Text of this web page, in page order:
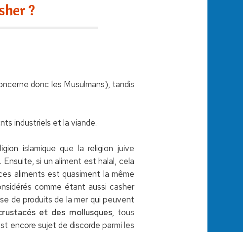
?
donc les Musulmans), tandis
industriels et la viande.
islamique que la religion juive
si un aliment est halal, cela
aliments est quasiment la même
comme étant aussi casher
de produits de la mer qui peuvent
et des mollusques, tous
encore sujet de discorde parmi les